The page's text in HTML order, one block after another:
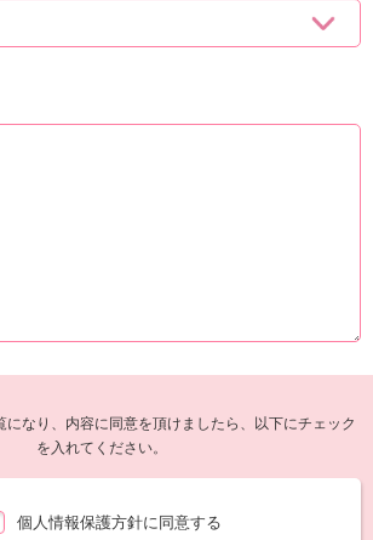
になり、内容に同意を頂けましたら、以下にチェック
を入れてください。
個人情報保護方針に同意する